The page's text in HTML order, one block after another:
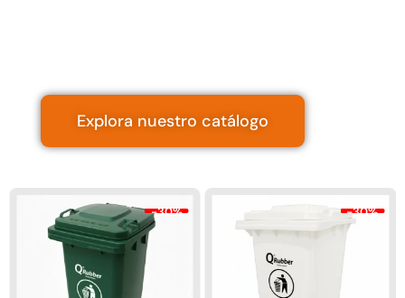
Explora nuestro catálogo
-30% -30%